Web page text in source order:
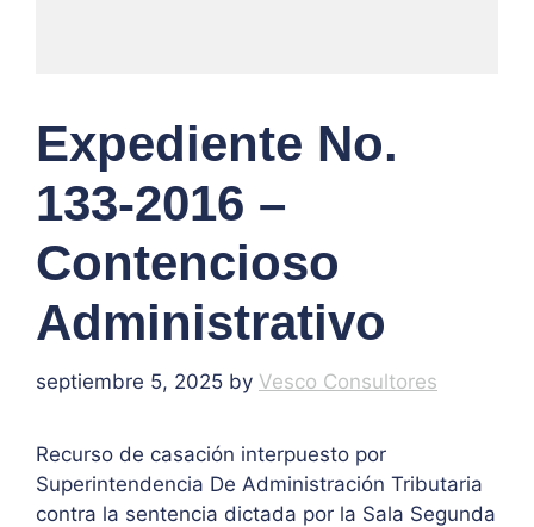
Expediente No.
133-2016 –
Contencioso
Administrativo
septiembre 5, 2025 by Vesco Consultores
Recurso de casación interpuesto por
Superintendencia De Administración Tributaria
contra la sentencia dictada por la Sala Segunda